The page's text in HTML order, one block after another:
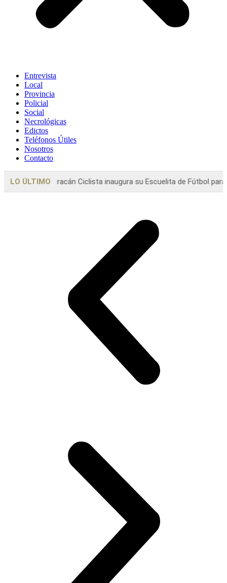
Entrevista
Local
Provincia
Policial
Social
Necrológicas
Edictos
Teléfonos Útiles
Nosotros
Contacto
LO ÚLTIMO
inaugura su Escuelita de Fútbol para niños,... LocalChaves: